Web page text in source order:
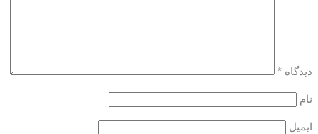
دیدگاه *
نام
ایمیل